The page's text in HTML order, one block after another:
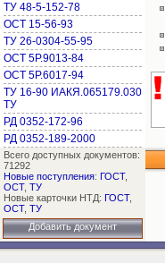
ТУ 48-5-152-78
ОСТ 15-56-93
ТУ 26-0304-55-95
ОСТ 5Р.9013-84
ОСТ 5Р.6017-94
ТУ 16-90 ИАКЯ.065179.030
ТУ
РД 0352-172-96
РД 0352-189-2000
Всего доступных документов:
71292
Новые поступления: ГОСТ,
ОСТ, ТУ
Новые карточки НТД: ГОСТ,
ОСТ, ТУ
Добавить документ